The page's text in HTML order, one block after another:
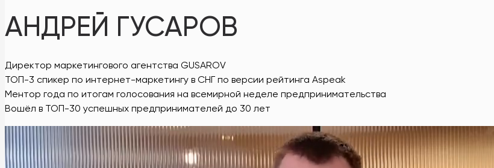
АНДРЕЙ ГУСАРОВ
Директор маркетингового агентства GUSAROV
ТОП-3 спикер по интернет-маркетингу в СНГ по версии рейтинга Aspeak
Ментор года по итогам голосования на всемирной неделе предпринимательства
Вошёл в ТОП-30 успешных предпринимателей до 30 лет